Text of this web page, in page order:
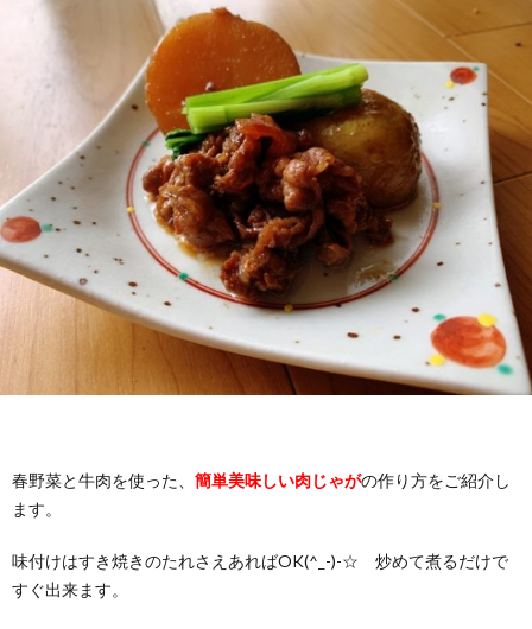
春野菜と牛肉を使った、 簡単美味しい肉じゃがの作り方をご紹介し
ます。
味付けはすき焼きのたれさえあればOK(^_-)-☆ 炒めて煮るだけで
すぐ出来ます。